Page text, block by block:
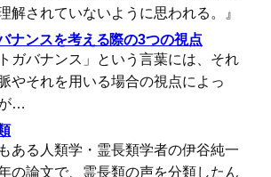
解されていないように思われる。』
ナンスを考える際の3つの視点
ガバナンス」という言葉には、それ
やそれを用いる場合の視点によっ
…
ある人類学・霊長類学者の伊谷純一
の論文で、霊長類の声を分類したん